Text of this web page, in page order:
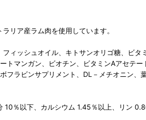
リア産ラム肉を使用しています。
ィッシュオイル、キトサンオリゴ糖、ビ
マンガン、ビオチン、ビタミンAアセテ
ラビンサプリメント、DL－メチオニン
10％以下、カルシウム 1.45％以上、リン